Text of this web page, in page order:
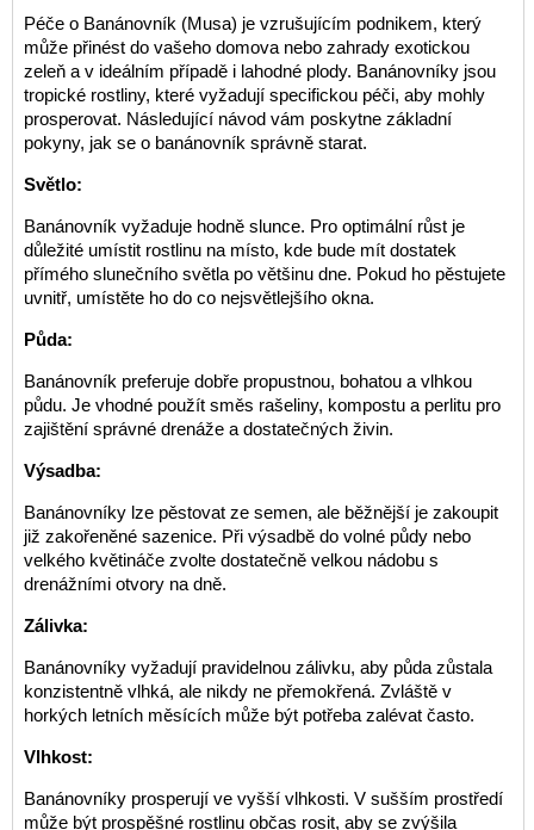
Péče o Banánovník (Musa) je vzrušujícím podnikem, který
může přinést do vašeho domova nebo zahrady exotickou
zeleň a v ideálním případě i lahodné plody. Banánovníky jsou
tropické rostliny, které vyžadují specifickou péči, aby mohly
prosperovat. Následující návod vám poskytne základní
pokyny, jak se o banánovník správně starat.
Světlo:
Banánovník vyžaduje hodně slunce. Pro optimální růst je
důležité umístit rostlinu na místo, kde bude mít dostatek
přímého slunečního světla po většinu dne. Pokud ho pěstujete
uvnitř, umístěte ho do co nejsvětlejšího okna.
Půda:
Banánovník preferuje dobře propustnou, bohatou a vlhkou
půdu. Je vhodné použít směs rašeliny, kompostu a perlitu pro
zajištění správné drenáže a dostatečných živin.
Výsadba:
Banánovníky lze pěstovat ze semen, ale běžnější je zakoupit
již zakořeněné sazenice. Při výsadbě do volné půdy nebo
velkého květináče zvolte dostatečně velkou nádobu s
drenážními otvory na dně.
Zálivka:
Banánovníky vyžadují pravidelnou zálivku, aby půda zůstala
konzistentně vlhká, ale nikdy ne přemokřená. Zvláště v
horkých letních měsících může být potřeba zalévat často.
Vlhkost:
Banánovníky prosperují ve vyšší vlhkosti. V sušším prostředí
může být prospěšné rostlinu občas rosit, aby se zvýšila